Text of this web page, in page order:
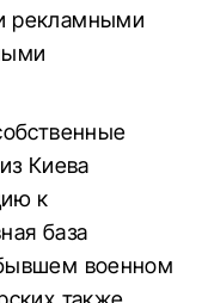
рекламными
Киева
к
база
военном